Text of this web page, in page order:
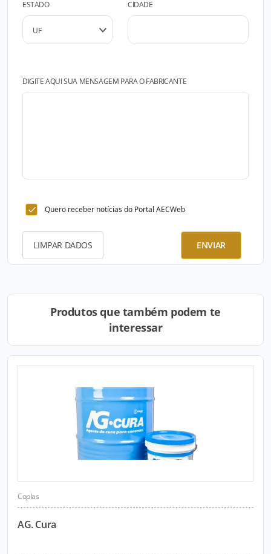
ESTADO CIDADE
DIGITE AQUI SUA MENSAGEM PARA O FABRICANTE
Quero receber notícias do Portal AECWeb
LIMPAR DADOS ENVIAR
Produtos que também podem te
interessar
Coplas
AG. Cura